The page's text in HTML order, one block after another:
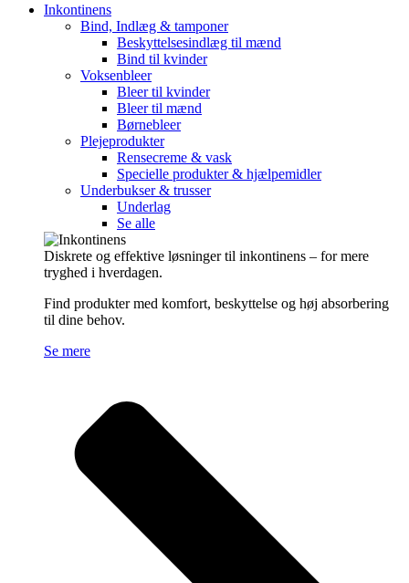
Inkontinens
Bind, Indlæg & tamponer
Beskyttelsesindlæg til mænd
Bind til kvinder
Voksenbleer
Bleer til kvinder
Bleer til mænd
Børnebleer
Plejeprodukter
Rensecreme & vask
Specielle produkter & hjælpemidler
Underbukser & trusser
Underlag
Se alle
Diskrete og effektive løsninger til inkontinens – for mere
tryghed i hverdagen.
Find produkter med komfort, beskyttelse og høj absorbering
til dine behov.
Se mere